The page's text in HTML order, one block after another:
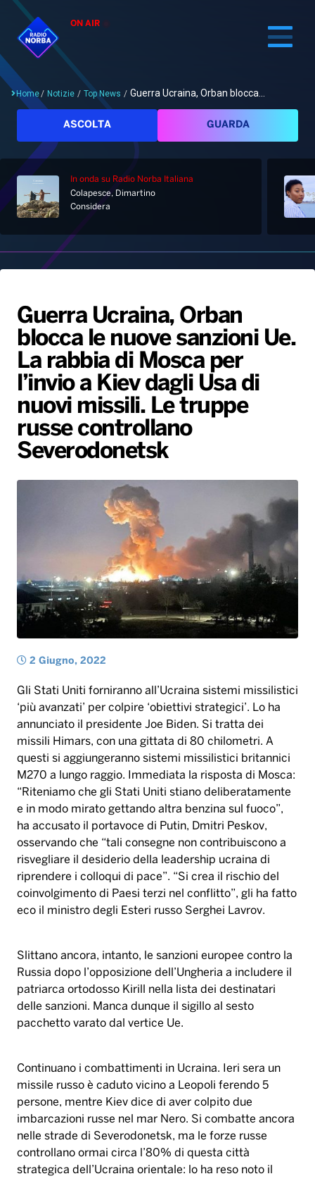
ON AIR
Cerca
Home
Palinsesto
Hit Dance
Giochi&Concorsi
PALATOUR
Notizie
Locali
Musica e Spettacolo
Sport
Radio Norba Consiglia
Leggerissime
Playlist
Generale
Novità
Notiziario
Interviste
Oroscopo
Speciale Astrabilia 2026
Gallery
Radio Norba News TV
Voce al Bari
Battiti Live 2026
Gallery
Home/ Notizie / Top News / Guerra Ucraina, Orban blocca...
ASCOLTA GUARDA
In onda su Radio Norba Italiana
Colapesce, Dimartino
Considera
Guerra Ucraina, Orban
blocca le nuove sanzioni Ue.
La rabbia di Mosca per
l’invio a Kiev dagli Usa di
nuovi missili. Le truppe
russe controllano
Severodonetsk
2 Giugno, 2022
Gli Stati Uniti forniranno all’Ucraina sistemi missilistici
‘più avanzati’ per colpire ‘obiettivi strategici’. Lo ha
annunciato il presidente Joe Biden. Si tratta dei
missili Himars, con una gittata di 80 chilometri. A
questi si aggiungeranno sistemi missilistici britannici
M270 a lungo raggio. Immediata la risposta di Mosca:
“Riteniamo che gli Stati Uniti stiano deliberatamente
e in modo mirato gettando altra benzina sul fuoco”,
ha accusato il portavoce di Putin, Dmitri Peskov,
osservando che “tali consegne non contribuiscono a
risvegliare il desiderio della leadership ucraina di
riprendere i colloqui di pace”. “Si crea il rischio del
coinvolgimento di Paesi terzi nel conflitto”, gli ha fatto
eco il ministro degli Esteri russo Serghei Lavrov.
Slittano ancora, intanto, le sanzioni europee contro la
Russia dopo l’opposizione dell’Ungheria a includere il
patriarca ortodosso Kirill nella lista dei destinatari
delle sanzioni. Manca dunque il sigillo al sesto
pacchetto varato dal vertice Ue.
Continuano i combattimenti in Ucraina. Ieri sera un
missile russo è caduto vicino a Leopoli ferendo 5
persone, mentre Kiev dice di aver colpito due
imbarcazioni russe nel mar Nero. Si combatte ancora
nelle strade di Severodonetsk, ma le forze russe
controllano ormai circa l’80% di questa città
strategica dell’Ucraina orientale: lo ha reso noto il